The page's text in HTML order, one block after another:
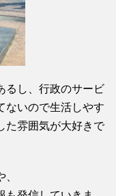
るし、行政のサービ
ないので生活しやす
た雰囲気が大好きで